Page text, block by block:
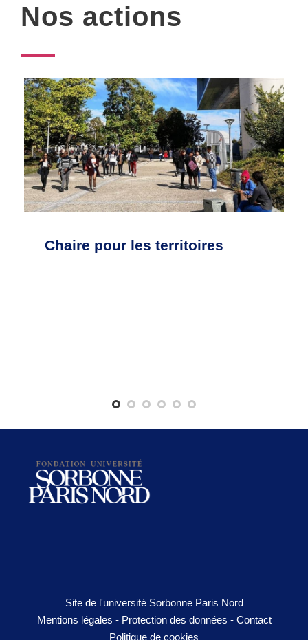
Nos actions
Chaire pour les territoires
Site de l'université Sorbonne Paris Nord
Mentions légales - Protection des données - Contact
Politique de cookies